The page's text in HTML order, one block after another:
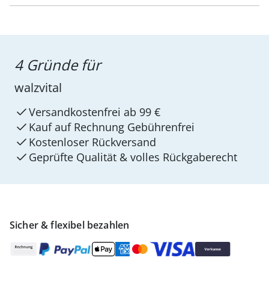
Sicher & flexibel bezahlen
4 Gründe für
walzvital
Versandkostenfrei ab 99 €
Kauf auf Rechnung Gebührenfrei
Kostenloser Rückversand
Geprüfte Qualität & volles Rückgaberecht